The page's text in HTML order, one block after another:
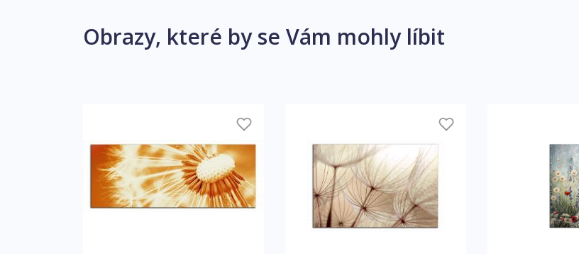
Obrazy, které by se Vám mohly líbit